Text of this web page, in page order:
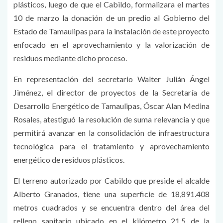
plásticos, luego de que el Cabildo, formalizara el martes
10 de marzo la donación de un predio al Gobierno del
Estado de Tamaulipas para la instalación de este proyecto
enfocado en el aprovechamiento y la valorización de
residuos mediante dicho proceso.
En representación del secretario Walter Julián Ángel
Jiménez, el director de proyectos de la Secretaría de
Desarrollo Energético de Tamaulipas, Óscar Alan Medina
Rosales, atestiguó la resolución de suma relevancia y que
permitirá avanzar en la consolidación de infraestructura
tecnológica para el tratamiento y aprovechamiento
energético de residuos plásticos.
El terreno autorizado por Cabildo que preside el alcalde
Alberto Granados, tiene una superficie de 18,891.408
metros cuadrados y se encuentra dentro del área del
relleno sanitario ubicado en el kilómetro 21.5 de la